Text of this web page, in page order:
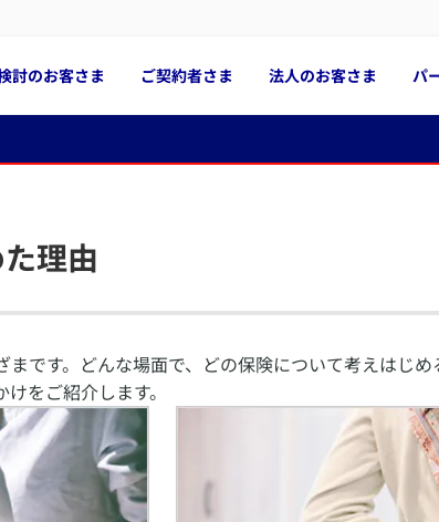
討のお客さま ご契約者さま 法人のお客さま パ
理由
です。どんな場面で、どの保険について考えはじめ
をご紹介します。